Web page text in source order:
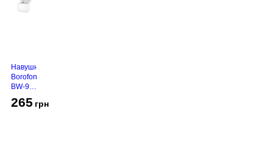
Навушники
Borofone
BW-94
265 грн